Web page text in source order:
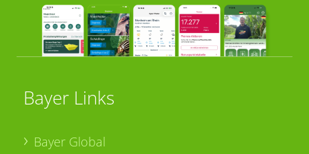
Bayer Links
Bayer Global